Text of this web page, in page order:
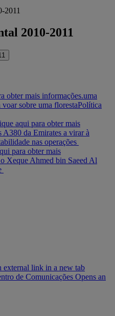
2010-2011
obter mais informações.uma
sobre uma florestaPolítica
aqui para obter mais
da Emirates a virar à
nas operações
para obter mais
Xeque Ahmed bin Saeed Al
external link in a new tab
de Comunicações Opens an